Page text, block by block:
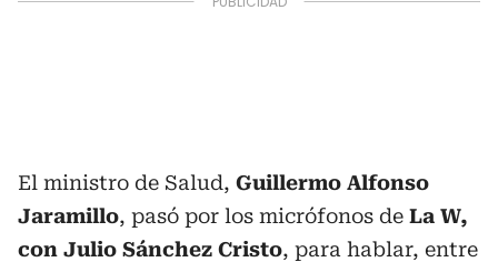
El ministro de Salud, Guillermo Alfonso
Jaramillo, pasó por los micrófonos de La W,
con Julio Sánchez Cristo, para hablar, entre